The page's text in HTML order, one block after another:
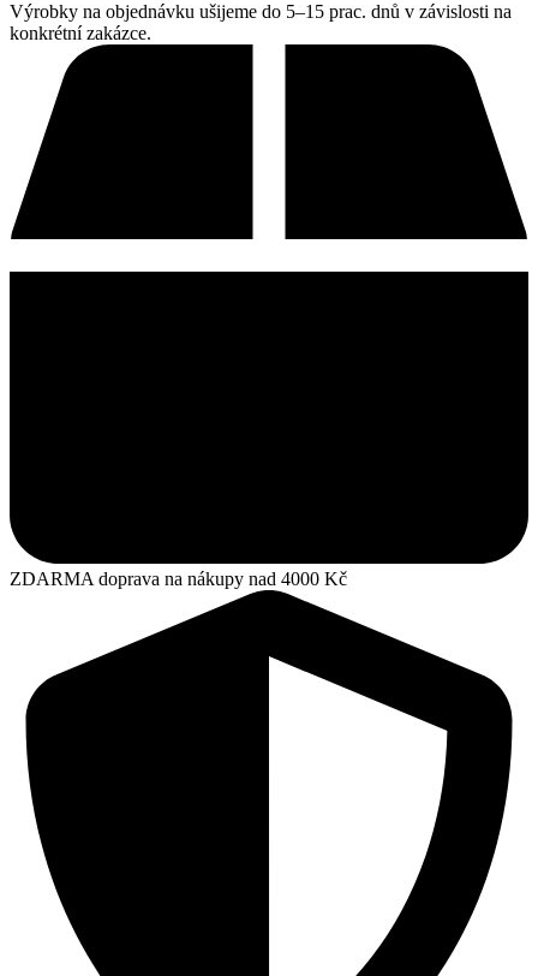
Výrobky na objednávku ušijeme do 5–15 prac. dnů v závislosti na
konkrétní zakázce.
ZDARMA doprava na nákupy nad 4000 Kč